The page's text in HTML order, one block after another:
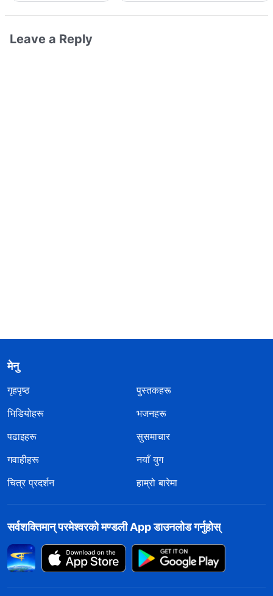
Leave a Reply
मेनु
गृहपृष्ठ
पुस्तकहरू
भिडियोहरू
भजनहरू
पढाइहरू
सुसमाचार
गवाहीहरू
नयाँ युग
चित्र प्रदर्शन
हाम्रो बारेमा
सर्वशक्तिमान्‌ परमेश्‍वरको मण्डली App डाउनलोड गर्नुहोस्